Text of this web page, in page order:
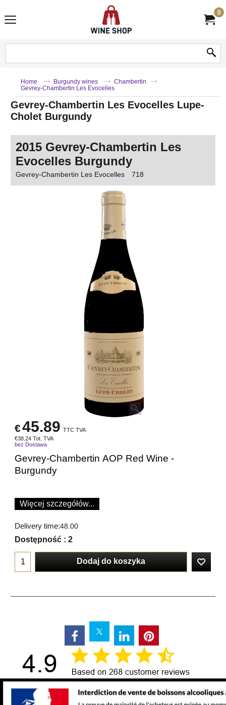
0
Home Burgundy wines
Chambertin
Gevrey-Chambertin Les Evocelles
Gevrey-Chambertin Les Evocelles Lupe-
Cholet Burgundy
2015 Gevrey-Chambertin Les
Evocelles Burgundy
Gevrey-Chambertin Les Evocelles 718
€45.89 TTC TVA
€38.24 Tot. TVA
bez Dostawa
Gevrey-Chambertin AOP Red Wine -
Burgundy
Więcej szczegółów...
Delivery time:48.00
Dostępność : 2
Dodaj do koszyka